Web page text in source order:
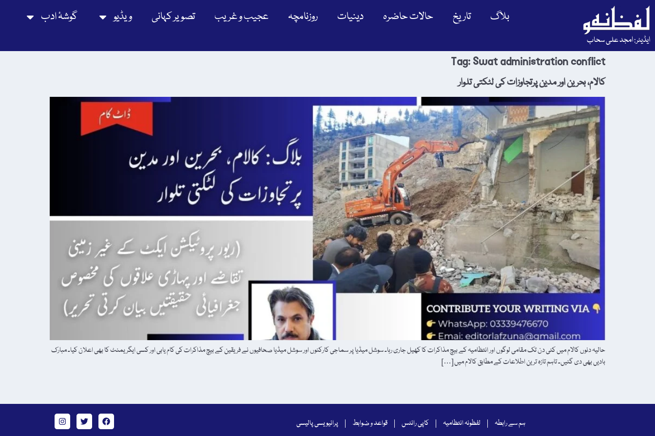
ایڈیٹر: امجد علی سحاب
بلاگ تاریخ حالات حاضرہ دینیات روزنامچہ عجیب و غریب تصویر کہانی ویڈیو گوشۂ ادب
Tag:Swat administration conflict
کالام، بحرین اور مدین پرتجاوزات کی لٹکتی تلوار
حالیہ دنوں کالام میں کئی دن تک مقامی لوگوں اور انتظامیہ کے بیچ مذاکرات کا کھیل جاری رہا۔ سوشل میڈیا پر سماجی کارکنوں اور سوشل میڈیا صحافیوں نے فریقین کے بیچ مذاکرات کی کام یابی اور کسی ایگریمنٹ کا بھی اعلان کیا۔ مبارک
بادیں بھی دی گئیں۔ تاہم تازہ ترین اطلاعات کے مطابق کالام میں […]
ہم سے رابطہ لفظونہ انتظامیہ کاپی رائٹس قواعد و ضوابط پرائیویسی پالیسی